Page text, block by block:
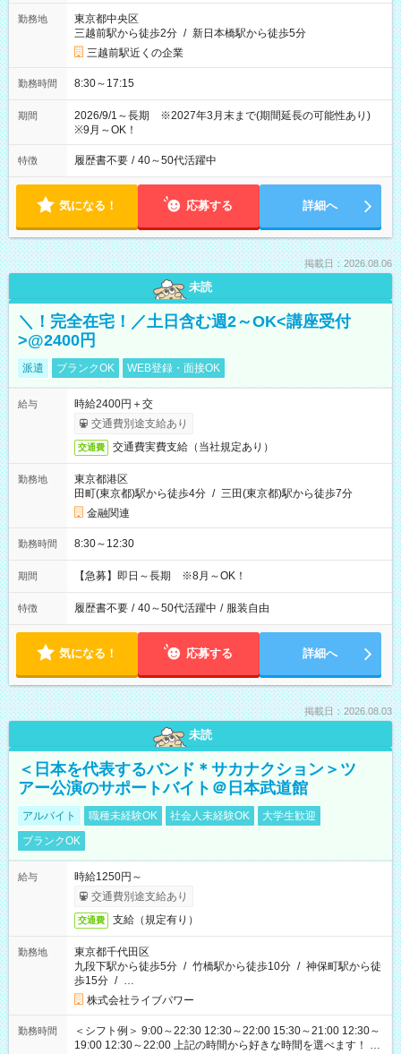
勤務地
東京都中央区
三越前駅から徒歩2分 / 新日本橋駅から徒歩5分
三越前駅近くの企業
勤務時間 8:30～17:15
期間
2026/9/1～長期 ※2027年3月末まで(期間延長の可能性あり)
※9月～OK！
特徴 履歴書不要 / 40～50代活躍中
気になる！ 応募する 詳細へ
掲載日：2026.08.06
未読
＼！完全在宅！／土日含む週2～OK<講座受付
>@2400円
派遣 ブランクOK WEB登録・面接OK
給与
時給2400円＋交
交通費別途支給あり
交通費 交通費実費支給（当社規定あり）
勤務地
東京都港区
田町(東京都)駅から徒歩4分 / 三田(東京都)駅から徒歩7分
金融関連
勤務時間 8:30～12:30
期間 【急募】即日～長期 ※8月～OK！
特徴 履歴書不要 / 40～50代活躍中 / 服装自由
気になる！ 応募する 詳細へ
掲載日：2026.08.03
未読
＜日本を代表するバンド＊サカナクション＞ツ
アー公演のサポートバイト＠日本武道館
アルバイト 職種未経験OK 社会人未経験OK
大学生歓迎
ブランクOK
給与
時給1250円～
交通費別途支給あり
交通費 支給（規定有り）
勤務地
東京都千代田区
九段下駅から徒歩5分 / 竹橋駅から徒歩10分 / 神保町駅から徒
歩15分 / …
株式会社ライブパワー
勤務時間
＜シフト例＞ 9:00～22:30 12:30～22:00 15:30～21:00 12:30～
19:00 12:30～22:00 上記の時間から好きな時間を選べます！ ※